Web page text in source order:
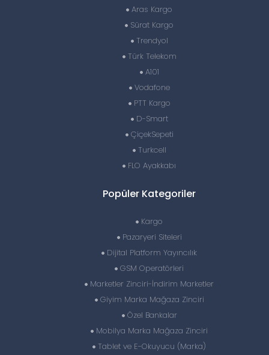
Aras Kargo
Sürat Kargo
Trendyol
Türk Telekom
A101
Vodafone
PTT Kargo
D-Smart
ÇiçekSepeti
Turkcell
FLO Ayakkabı
Popüler Kategoriler
Kargo
Pazaryeri Siteleri
Dijital Platform Yayıncılık
GSM Operatörleri
Marketler Zinciri-İndirim Marketler
Giyim Marka Mağaza Zinciri
Özel Bankalar
Mobilya Marka Mağaza Zinciri
Tablet ve E-Okuyucu (Marka)